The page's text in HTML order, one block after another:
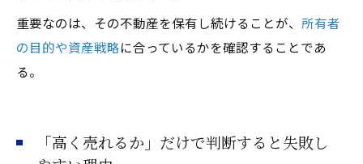
重要なのは、その不動産を保有し続けることが、 所有者
の目的や資産戦略に合っているかを確認することであ
る。
「高く売れるか」だけで判断すると失敗し